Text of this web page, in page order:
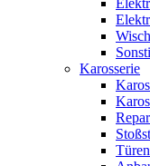
Karosserie